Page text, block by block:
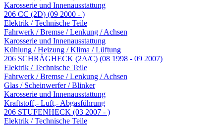
Karosserie und Innenausstattung
206 CC (2D) (09 2000 - )
Elektrik / Technische Teile
Fahrwerk / Bremse / Lenkung / Achsen
Karosserie und Innenausstattung
Kühlung / Heizung / Klima / Lüftung
206 SCHRÄGHECK (2A/C) (08 1998 - 09 2007)
Elektrik / Technische Teile
Fahrwerk / Bremse / Lenkung / Achsen
Glas / Scheinwerfer / Blinker
Karosserie und Innenausstattung
Kraftstoff,- Luft,- Abgasführung
206 STUFENHECK (03 2007 - )
Elektrik / Technische Teile